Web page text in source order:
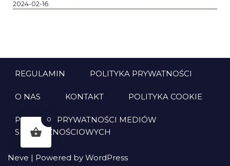
2024-02-16
REGULAMIN POLITYKA PRYWATNOŚCI
O NAS KONTAKT POLITYKA COOKIE
POLITYKA PRYWATNOŚCI MEDIÓW
SPOŁECZNOŚCIOWYCH
Neve | Powered by WordPress
0